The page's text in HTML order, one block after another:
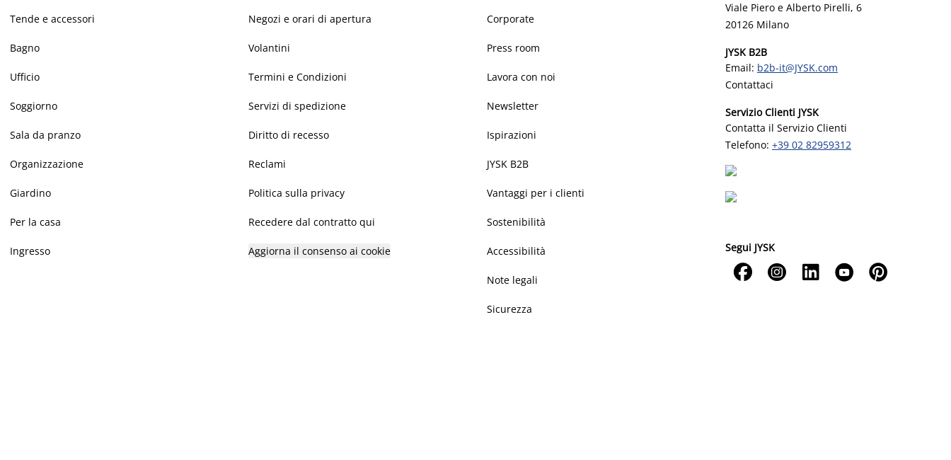
Tende e accessori
Bagno
Ufficio
Soggiorno
Sala da pranzo
Organizzazione
Giardino
Per la casa
Ingresso
Negozi e orari di apertura
Volantini
Termini e Condizioni
Servizi di spedizione
Diritto di recesso
Reclami
Politica sulla privacy
Recedere dal contratto qui
Aggiorna il consenso ai cookie
Corporate
Press room
Lavora con noi
Newsletter
Ispirazioni
JYSK B2B
Vantaggi per i clienti
Sostenibilità
Accessibilità
Note legali
Sicurezza
Viale Piero e Alberto Pirelli, 6
20126 Milano
JYSK B2B
Email: b2b-it@JYSK.com
Contattaci
Servizio Clienti JYSK
Contatta il Servizio Clienti
Telefono: +39 02 82959312
Segui JYSK
    